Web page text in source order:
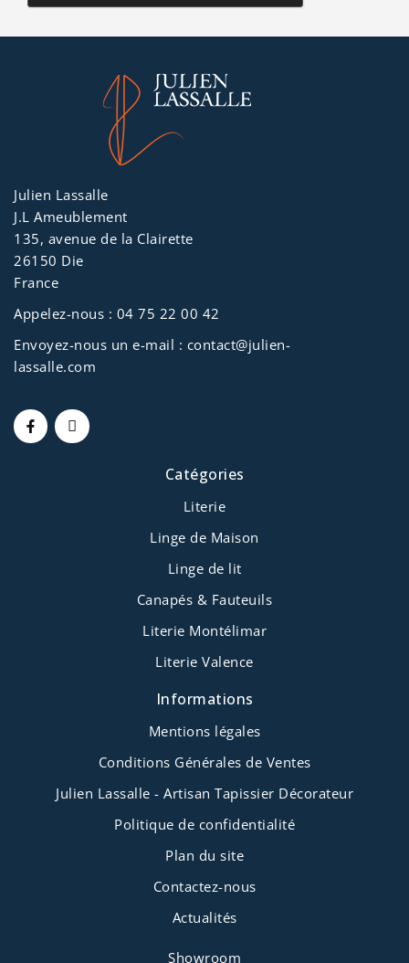
Julien Lassalle
J.L Ameublement
135, avenue de la Clairette
26150 Die
France
Appelez-nous : 04 75 22 00 42
Envoyez-nous un e-mail : contact@julien-
lassalle.com
Catégories
Literie
Linge de Maison
Linge de lit
Canapés & Fauteuils
Literie Montélimar
Literie Valence
Informations
Mentions légales
Conditions Générales de Ventes
Julien Lassalle - Artisan Tapissier Décorateur
Politique de confidentialité
Plan du site
Contactez-nous
Actualités
Showroom